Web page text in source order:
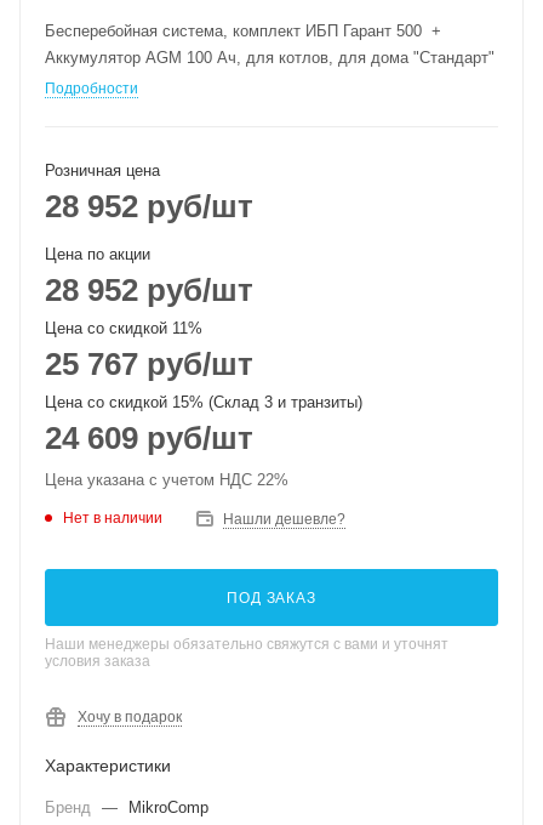
Бесперебойная система, комплект ИБП Гарант 500 +
Аккумулятор AGM 100 Ач, для котлов, для дома "Стандарт"
Подробности
Розничная цена
28 952 руб/шт
Цена по акции
28 952 руб/шт
Цена со скидкой 11%
25 767 руб/шт
Цена со скидкой 15% (Склад 3 и транзиты)
24 609 руб/шт
Цена указана с учетом НДС 22%
Нет в наличии Нашли дешевле?
ПОД ЗАКАЗ
Наши менеджеры обязательно свяжутся с вами и уточнят
условия заказа
Хочу в подарок
Характеристики
Бренд —
MikroComp